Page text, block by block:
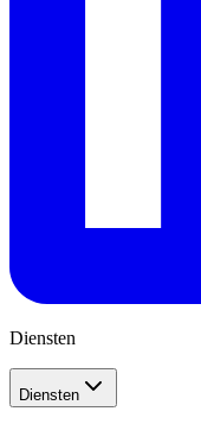
Diensten
Diensten